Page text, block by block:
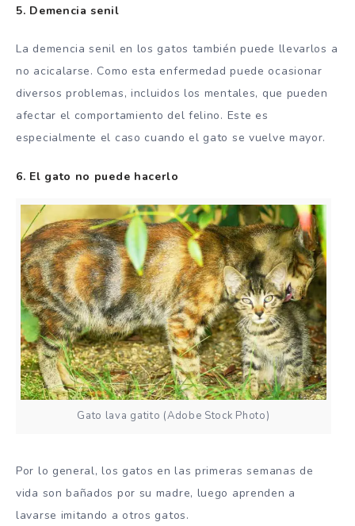
5. Demencia senil
La demencia senil en los gatos también puede llevarlos a
no acicalarse. Como esta enfermedad puede ocasionar
diversos problemas, incluidos los mentales, que pueden
afectar el comportamiento del felino. Este es
especialmente el caso cuando el gato se vuelve mayor.
6. El gato no puede hacerlo
Gato lava gatito (Adobe Stock Photo)
Por lo general, los gatos en las primeras semanas de
vida son bañados por su madre, luego aprenden a
lavarse imitando a otros gatos.